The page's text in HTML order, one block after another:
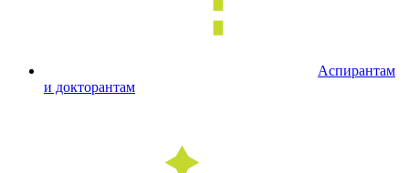
Аспирантам
и докторантам